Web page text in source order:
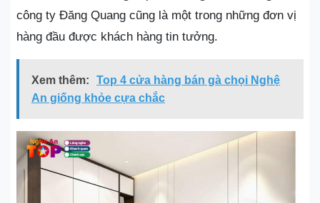
công ty Đăng Quang cũng là một trong những đơn vị
hàng đầu được khách hàng tin tưởng.
Xem thêm:
Top 4 cửa hàng bán gà chọi Nghệ
An giống khỏe cựa chắc